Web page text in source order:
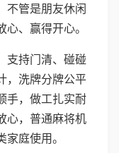
不管是朋友休闲
、赢得开心。
支持门清、碰碰
，洗牌分牌公平
手，做工扎实耐
心，普通麻将机
庭使用。